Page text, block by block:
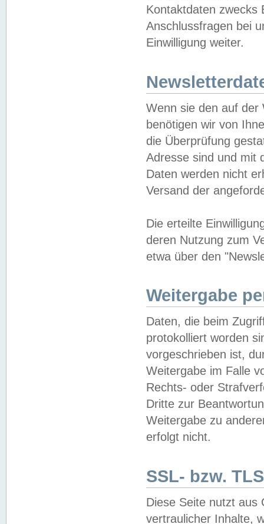
Kontaktdaten zwecks
Anschlussfragen bei
Einwilligung weiter.
Wenn sie den auf der
benötigen wir von
die Überprüfung
Adresse sind und mit
Daten werden nicht
Versand der
Die erteilte
deren Nutzung zum
etwa über den
Weitergabe
Daten, die beim
protokolliert worden
vorgeschrieben ist,
Weitergabe im Falle
Rechts- oder
Dritte zur
Weitergabe zu
erfolgt nicht.
SSL- bzw.
Diese Seite nutzt aus
vertraulicher Inhalte,